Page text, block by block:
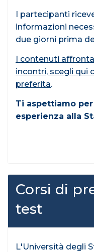
I partecipanti
informazioni
due giorni prima
I contenuti
incontri, scegli qui
preferita.
Ti aspettiamo
esperienza alla
Corsi di
test
L'Università degli